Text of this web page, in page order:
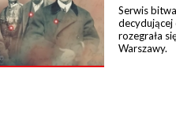
Serwis
decydującej
rozegrała
Warszawy.